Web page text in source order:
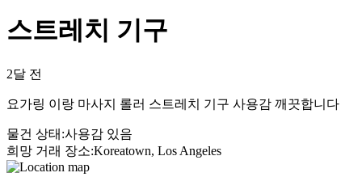
스트레치 기구
2달 전
요가링 이랑 마사지 롤러 스트레치 기구 사용감 깨끗합니다
물건 상태 :사용감 있음
희망 거래 장소:Koreatown, Los Angeles